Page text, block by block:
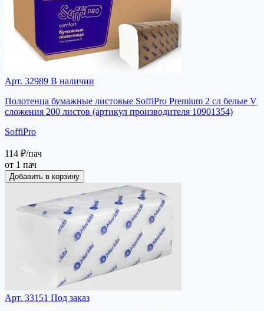
Арт. 32989 В наличии
Полотенца бумажные листовые SoffiPro Premium 2 сл белые V
сложения 200 листов (артикул производителя 10901354)
SoffiPro
114 ₽/пач
от 1 пач
Добавить в корзину
Арт. 33151 Под заказ